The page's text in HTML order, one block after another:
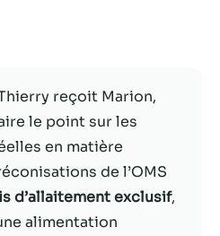
reçoit Marion,
le point sur les
en matière
de l’OMS
d’allaitement exclusif,
alimentation
Nécessaire
Ces cookies ne
sont pas
facultatifs. Ils
sont
nécessaires au